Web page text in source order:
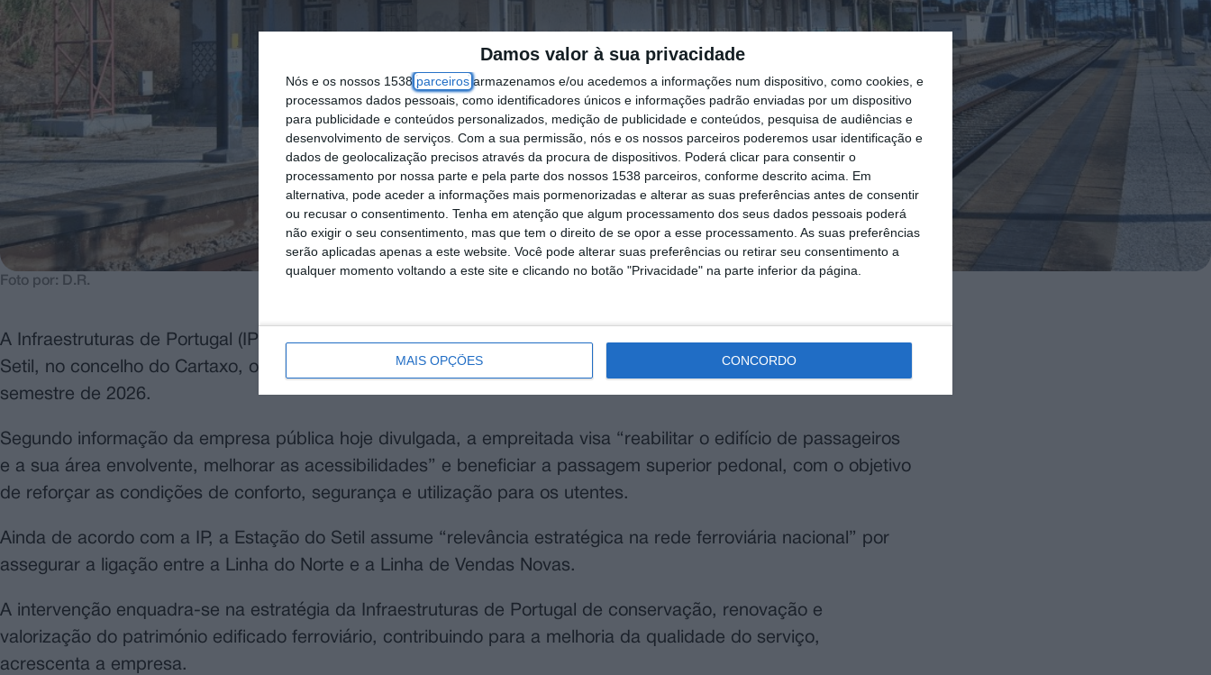
Damos valor à sua privacidade
Nós e os nossos 1538 parceiros armazenamos e/ou acedemos a informações num dispositivo, como cookies, e
processamos dados pessoais, como identificadores únicos e informações padrão enviadas por um dispositivo
para publicidade e conteúdos personalizados, medição de publicidade e conteúdos, pesquisa de audiências e
desenvolvimento de serviços. Com a sua permissão, nós e os nossos parceiros poderemos usar identificação e
dados de geolocalização precisos através da procura de dispositivos. Poderá clicar para consentir o
processamento por nossa parte e pela parte dos nossos 1538 parceiros, conforme descrito acima. Em
alternativa, pode aceder a informações mais pormenorizadas e alterar as suas preferências antes de consentir
ou recusar o consentimento. Tenha em atenção que algum processamento dos seus dados pessoais poderá
não exigir o seu consentimento, mas que tem o direito de se opor a esse processamento. As suas preferências
serão aplicadas apenas a este website. Você pode alterar suas preferências ou retirar seu consentimento a
qualquer momento voltando a este site e clicando no botão "Privacidade" na parte inferior da página.
MAIS OPÇÕES CONCORDO
Foto por: D.R.
A Infraestruturas de Portugal (IP) está a realizar obras de conservação e beneficiação na Estação Ferroviária do
Setil, no concelho do Cartaxo, orçadas em cerca de 475 mil euros e com conclusão prevista para o segundo
semestre de 2026.
Segundo informação da empresa pública hoje divulgada, a empreitada visa “reabilitar o edifício de passageiros
e a sua área envolvente, melhorar as acessibilidades” e beneficiar a passagem superior pedonal, com o objetivo
de reforçar as condições de conforto, segurança e utilização para os utentes.
Ainda de acordo com a IP, a Estação do Setil assume “relevância estratégica na rede ferroviária nacional” por
assegurar a ligação entre a Linha do Norte e a Linha de Vendas Novas.
A intervenção enquadra-se na estratégia da Infraestruturas de Portugal de conservação, renovação e
valorização do património edificado ferroviário, contribuindo para a melhoria da qualidade do serviço,
acrescenta a empresa.